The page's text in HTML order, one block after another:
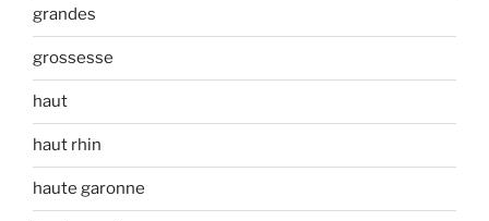
grandes
grossesse
haut
haut rhin
haute garonne